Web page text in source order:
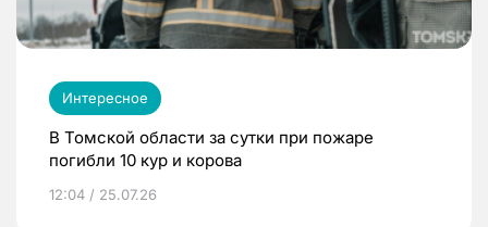
Интересное
В Томской области за сутки при пожаре
погибли 10 кур и корова
12:04 / 25.07.26